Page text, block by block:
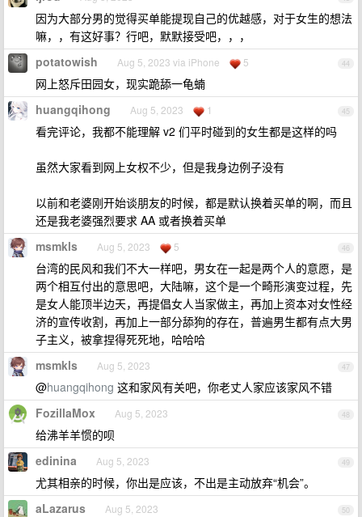
因为大部分男的觉得买单能提现自己的优越感，对于女生的想法
嘛，，有这好事？行吧，默默接受吧，，，
44
potatowish Aug 5, 2023 via iPhone 5
网上怒斥田园女，现实跪舔一龟蝻
45
huangqihong Aug 5, 2023 1
看完评论，我都不能理解 v2 们平时碰到的女生都是这样的吗
虽然大家看到网上女权不少，但是我身边例子没有
以前和老婆刚开始谈朋友的时候，都是默认换着买单的啊，而且
还是我老婆强烈要求 AA 或者换着买单
46
msmkls Aug 5, 2023 5
台湾的民风和我们不大一样吧，男女在一起是两个人的意愿，是
两个相互付出的意思吧，大陆嘛，这个是一个畸形演变过程，先
是女人能顶半边天，再提倡女人当家做主，再加上资本对女性经
济的宣传收割，再加上一部分舔狗的存在，普遍男生都有点大男
子主义，被拿捏得死死地，哈哈哈
47
msmkls Aug 5, 2023
@huangqihong 这和家风有关吧，你老丈人家应该家风不错
48
FozillaMox Aug 5, 2023
给沸羊羊惯的呗
49
edinina Aug 5, 2023
尤其相亲的时候，你出是应该，不出是主动放弃“机会”。
50
aLazarus Aug 5, 2023